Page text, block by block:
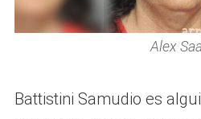
Alex
Battistini Samudio es